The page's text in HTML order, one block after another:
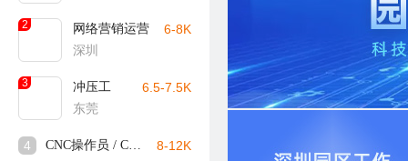
2
网络营销运营
深圳
6-8K
3
冲压工
东莞
6.5-7.5K
4 CNC操作员 / CNC师傅 8-12K